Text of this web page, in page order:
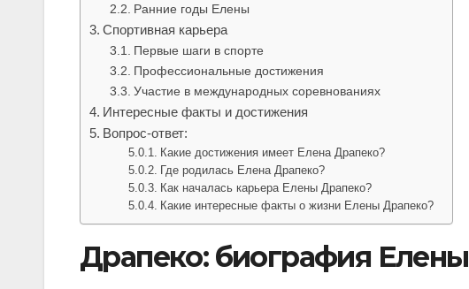
Ранние годы Елены
Спортивная карьера
Первые шаги в спорте
Профессиональные достижения
Участие в международных соревнованиях
Интересные факты и достижения
Вопрос-ответ:
Какие достижения имеет Елена Драпеко?
Где родилась Елена Драпеко?
Как началась карьера Елены Драпеко?
Какие интересные факты о жизни Елены Драпеко?
Драпеко: биография Елены